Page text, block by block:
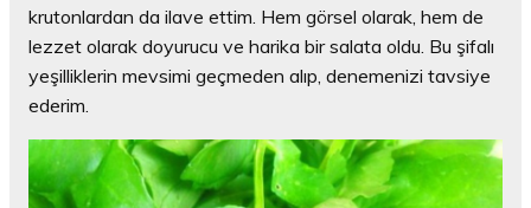
krutonlardan da ilave ettim. Hem görsel olarak, hem de
lezzet olarak doyurucu ve harika bir salata oldu. Bu şifalı
yeşilliklerin mevsimi geçmeden alıp, denemenizi tavsiye
ederim.